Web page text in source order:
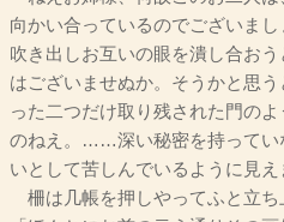
向かい合っているのでございま
吹き出しお互いの眼を潰し合お
はございませぬか。そうかと思
った二つだけ取り残された門の
のねえ。……深い秘密を持ってい
いとして苦しんでいるように見え
柵は几帳を押しやってふと立ち